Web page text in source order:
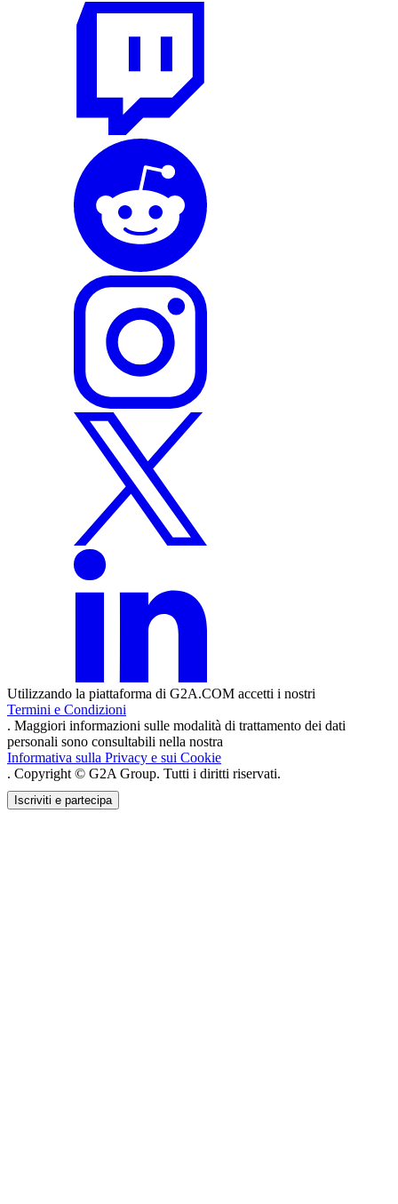
Utilizzando la piattaforma di G2A.COM accetti i nostri
Termini e Condizioni
. Maggiori informazioni sulle modalità di trattamento dei dati
personali sono consultabili nella nostra
Informativa sulla Privacy e sui Cookie
. Copyright © G2A Group. Tutti i diritti riservati.
Iscriviti e partecipa